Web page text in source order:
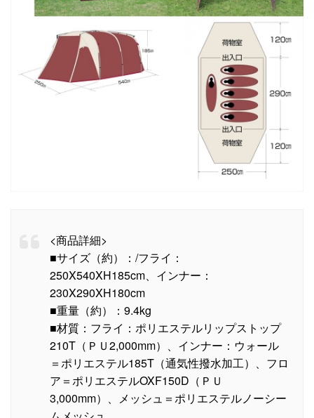
<商品詳細>
■サイズ（約）：/フライ：
250X540XH185cm、インナー：
230X290XH180cm
■重量（約）：9.4kg
■材質：フライ：ポリエステルリップストップ
210T（ＰＵ2,000mm）、インナー：ウォール
＝ポリエステル185T（通気性撥水加工）、フロ
ア＝ポリエステルOXF150D（ＰＵ
3,000mm）、メッシュ＝ポリエステルノーシー